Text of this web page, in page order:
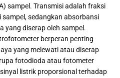
sampel. Transmisi adalah fraksi
sedangkan absorbansi
yang diserap oleh sampel.
berperan penting
yang melewati atau diserap
fotodioda atau fotometer
listrik proporsional terhadap